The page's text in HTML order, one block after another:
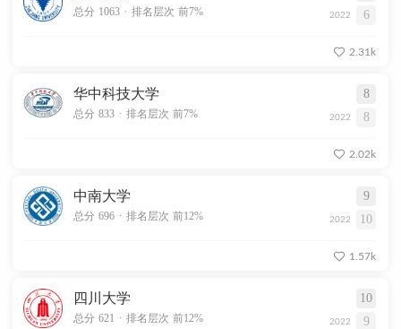
总分 1063 . 排名层次 前7% 2022 6
2.31k
华中科技大学 8
总分 833 . 排名层次 前7% 2022 8
2.02k
中南大学 9
总分 696 . 排名层次 前12% 2022 10
1.57k
四川大学 10
总分 621 . 排名层次 前12% 2022 9